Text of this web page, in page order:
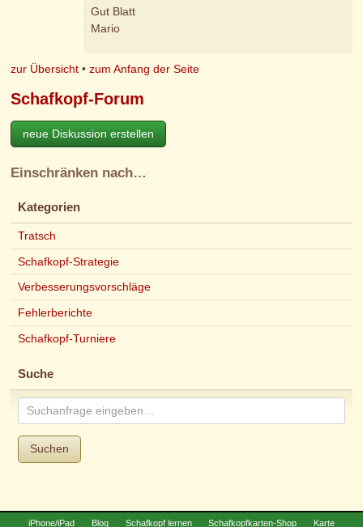
Gut Blatt
Mario
zur Übersicht •zum Anfang der Seite
Schafkopf-Forum
neue Diskussion erstellen
Einschränken nach…
Kategorien
Tratsch
Schafkopf-Strategie
Verbesserungsvorschläge
Fehlerberichte
Schafkopf-Turniere
Suche
Suchen
iPhone/iPad Blog Schafkopf lernen Schafkopfkarten-Shop Karte